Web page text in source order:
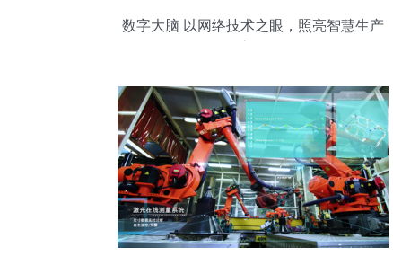
数字大脑 以网络技术之眼，照亮智慧生产